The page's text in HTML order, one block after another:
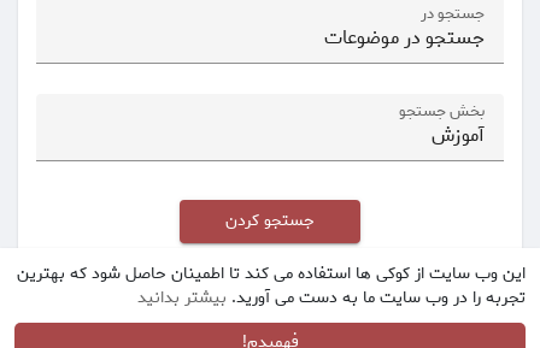
این وب سایت از کوکی ها استفاده می کند تا اطمینان حاصل شود که بهترین
تجربه را در وب سایت ما به دست می آورید. بیشتر بدانید
جستجو در
بخش جستجو
جستجو کردن